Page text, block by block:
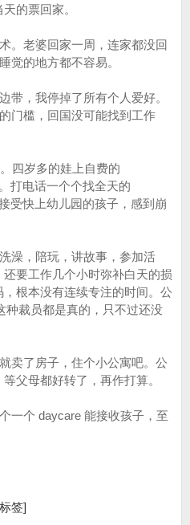
的票回家。
。老婆回家一周，连家都没回
觉的地方都不容易。
带，我停掉了所有个人爱好。
门槛，回国没可能找到工作
四岁多的娃上自费的
打电话一个个找全天的
受快上幼儿园的孩子，感到崩
澡，陪玩，讲故事，参加活
要工作几个小时弥补白天的损
根本没有连续专注的时间。公
种裁员都是真的，只不过还没
卖了房子，住个小公寓吧。公
父母都好转了，再作打算。
一个 daycare 能接收孩子，至
签]